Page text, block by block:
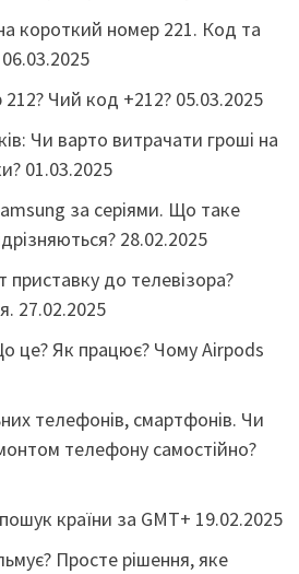
короткий номер 221. Код та
06.03.2025
Чий код +212? 05.03.2025
Чи варто витрачати гроші на
01.03.2025
за серіями. Що таке
28.02.2025
до телевізора?
27.02.2025
це? Як працює? Чому Airpods
телефонів, смартфонів. Чи
телефону самостійно?
країни за GMT+ 19.02.2025
Просте рішення, яке